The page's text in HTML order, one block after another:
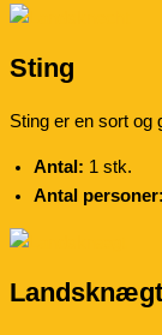
Sting
Sting er en sort og
Antal: 1 stk.
Antal personer:
Landsknægt